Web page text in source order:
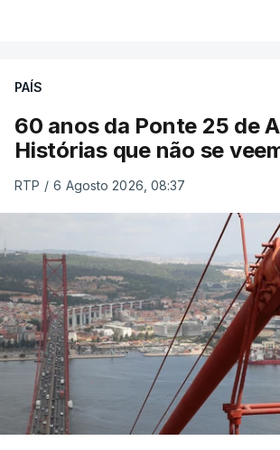
PAÍS
60 anos da Ponte 25 de
Histórias que não se
RTP / 6 Agosto 2026, 08:37